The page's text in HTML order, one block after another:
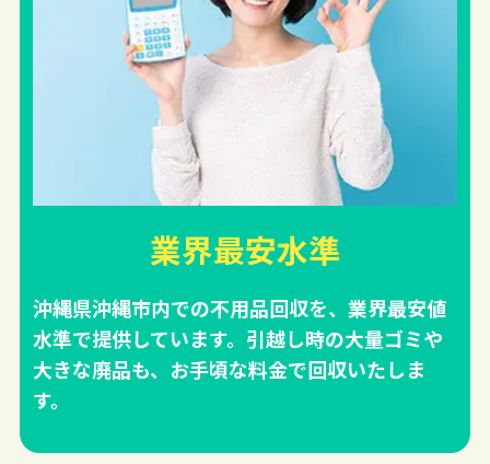
業界最安水準
沖縄県沖縄市内での不用品回収を、業界最安値
水準で提供しています。引越し時の大量ゴミや
大きな廃品も、お手頃な料金で回収いたしま
す。